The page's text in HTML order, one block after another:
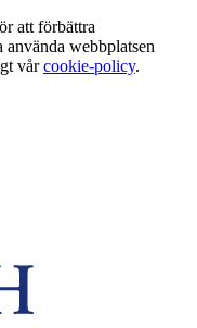
att förbättra
använda webbplatsen
vårcookie-policy.